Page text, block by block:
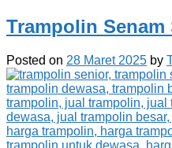
Trampolin Senam
Posted on 28 Maret 2025 by